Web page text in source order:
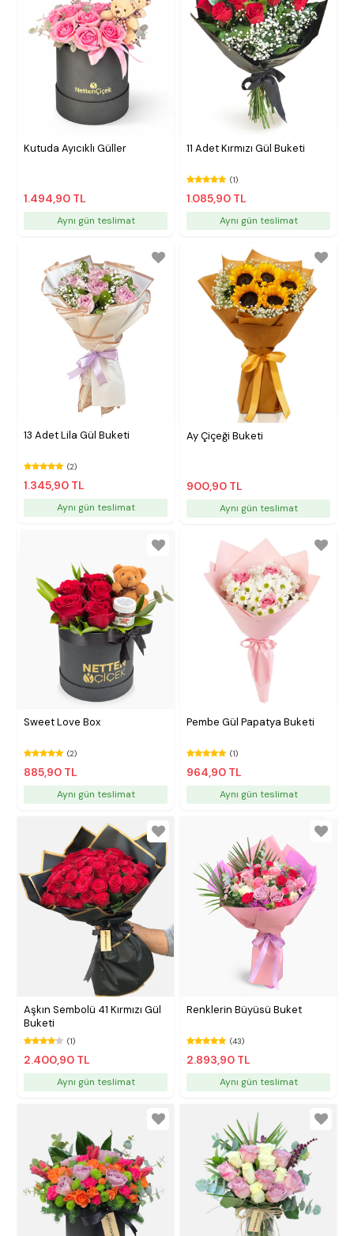
Kutuda Ayıcıklı Güller
1.494,90 TL
Aynı gün teslimat
11 Adet Kırmızı Gül Buketi
(1)
1.085,90 TL
Aynı gün teslimat
13 Adet Lila Gül Buketi
(2)
1.345,90 TL
Aynı gün teslimat
Ay Çiçeği Buketi
900,90 TL
Aynı gün teslimat
Sweet Love Box
(2)
885,90 TL
Aynı gün teslimat
Pembe Gül Papatya Buketi
(1)
964,90 TL
Aynı gün teslimat
Aşkın Sembolü 41 Kırmızı Gül
Buketi
(1)
2.400,90 TL
Aynı gün teslimat
Renklerin Büyüsü Buket
(43)
2.893,90 TL
Aynı gün teslimat